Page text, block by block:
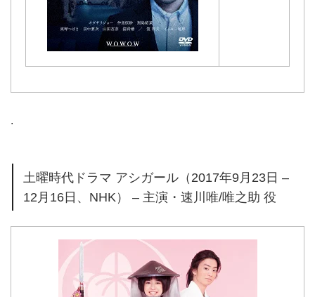
.
土曜時代ドラマ アシガール（2017年9月23日 –
12月16日、NHK） – 主演・速川唯/唯之助 役